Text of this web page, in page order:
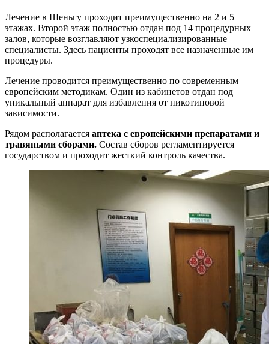
Лечение в Шеньгу проходит преимущественно на 2 и 5
этажах. Второй этаж полностью отдан под 14 процедурных
залов, которые возглавляют узкоспециализированные
специалисты. Здесь пациенты проходят все назначенные им
процедуры.
Лечение проводится преимущественно по современным
европейским методикам. Один из кабинетов отдан под
уникальный аппарат для избавления от никотиновой
зависимости.
Рядом располагается аптека с европейскими препаратами и
травяными сборами. Состав сборов регламентируется
государством и проходит жесткий контроль качества.